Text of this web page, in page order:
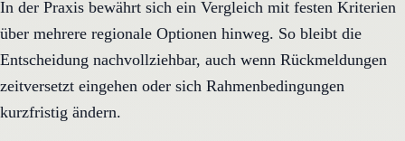
In der Praxis bewährt sich ein Vergleich mit festen Kriterien
über mehrere regionale Optionen hinweg. So bleibt die
Entscheidung nachvollziehbar, auch wenn Rückmeldungen
zeitversetzt eingehen oder sich Rahmenbedingungen
kurzfristig ändern.